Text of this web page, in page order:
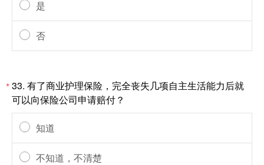
是
否
*33. 有了商业护理保险，完全丧失几项自主生活能力后就
可以向保险公司申请赔付？
知道
不知道，不清楚